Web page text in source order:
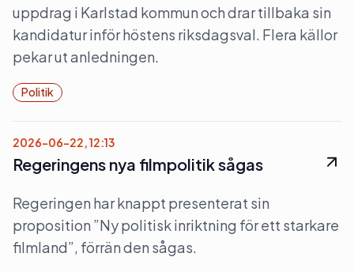
uppdrag i Karlstad kommun och drar tillbaka sin
kandidatur inför höstens riksdagsval. Flera källor
pekar ut anledningen.
Politik
2026-06-22, 12:13
Regeringens nya filmpolitik sågas
Regeringen har knappt presenterat sin
proposition ”Ny politisk inriktning för ett starkare
filmland”, förrän den sågas.